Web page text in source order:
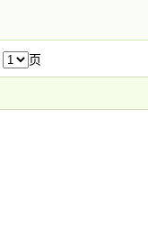
页